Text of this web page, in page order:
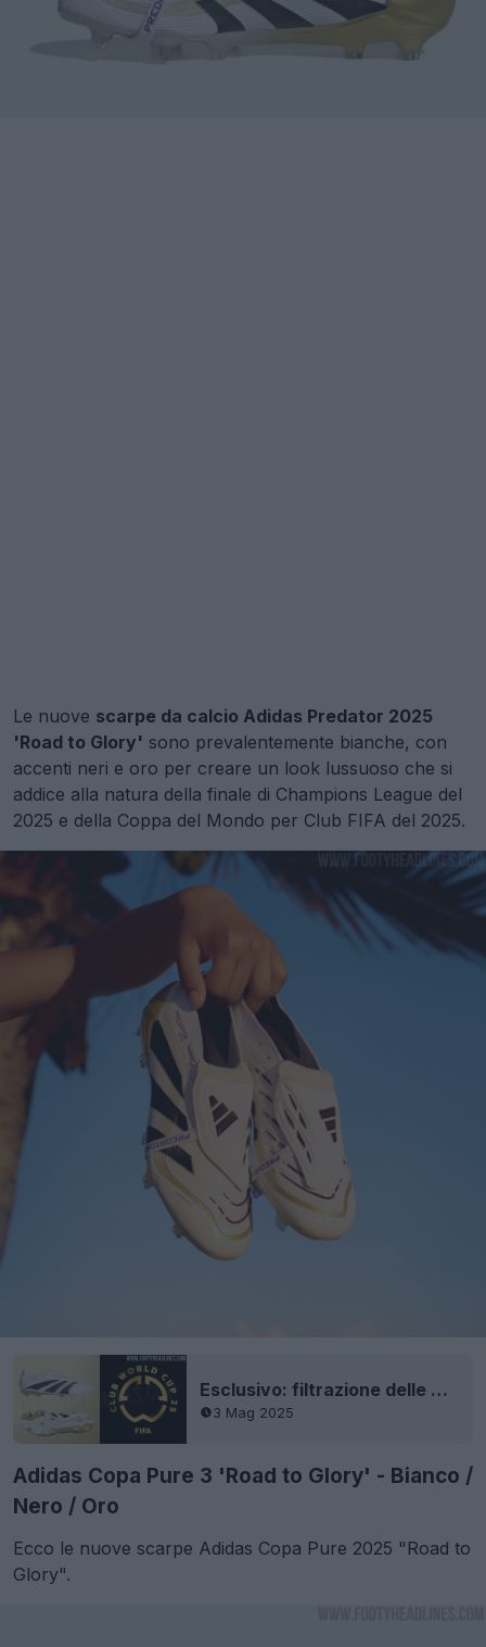
Le nuove scarpe da calcio Adidas Predator 2025
'Road to Glory' sono prevalentemente bianche, con
accenti neri e oro per creare un look lussuoso che si
addice alla natura della finale di Champions League del
2025 e della Coppa del Mondo per Club FIFA del 2025.
Esclusivo: filtrazione delle Adidas Predator 2025 "Road to Glory" bianche/oro per la finale UCL/Coppa del Mondo per Club FIFA
3 Mag 2025
Adidas Copa Pure 3 'Road to Glory' - Bianco /
Nero / Oro
Ecco le nuove scarpe Adidas Copa Pure 2025 "Road to
Glory".